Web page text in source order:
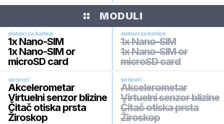
MODULI
slotovi za kartice
1x Nano-SIM
1x Nano-SIM or
microSD card
slotovi za kartice
1x Nano-SIM
1x Nano-SIM or
microSD card
senzori
Akcelerometar
Virtuelni senzor blizine
Čitač otiska prsta
Žiroskop
senzori
Akcelerometar
Virtuelni senzor blizine
Čitač otiska prsta
Žiroskop